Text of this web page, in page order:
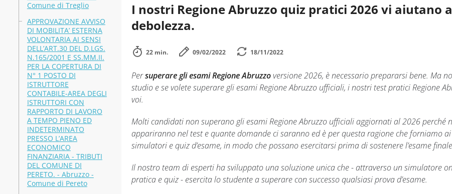
Comune di Treglio
APPROVAZIONE AVVISO
DI MOBILITA’ ESTERNA
VOLONTARIA AI SENSI
DELL’ART.30 DEL D.LGS.
N.165/2001 E SS.MM.II.
PER LA COPERTURA DI
N° 1 POSTO DI
ISTRUTTORE
CONTABILE-AREA DEGLI
ISTRUTTORI CON
RAPPORTO DI LAVORO
A TEMPO PIENO ED
INDETERMINATO
PRESSO L’AREA
ECONOMICO
FINANZIARIA - TRIBUTI
DEL COMUNE DI
PERETO. - Abruzzo -
Comune di Pereto
I nostri Regione Abruzzo quiz pratici 2026 vi
debolezza.
22 min. 09/02/2022 18/11/2022
Persuperare gli esami Regione Abruzzoversione 2026, è necessario prepararsi bene. Ma
studio e se volete superare gli esami Regione Abruzzo ufficiali, i nostri test pratici Regione
voi.
Molti candidati non superano gli esami Regione Abruzzo ufficiali aggiornati al 2026
appariranno nel test e quante domande ci saranno ed è per questa ragione che forniamo
simulatori e quiz d’esame, in modo che possano esercitarsi prima di sostenere l’esame
Il nostro team di esperti ha sviluppato una soluzione unica che - attraverso un simulatore
pratica e quiz - esercita lo studente a superare con successo qualsiasi prova d’esame.